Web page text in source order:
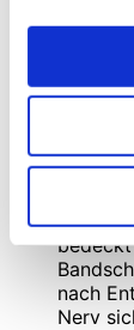
des
Man
Druck
dünnen
nach
Nerv